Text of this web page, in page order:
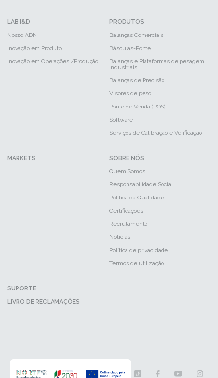
LAB I&D
Nosso ADN
Inovação em Produto
Inovação em Operações /Produção
PRODUTOS
Balanças Comerciais
Básculas-Ponte
Balanças e Plataformas de pesagem
Industriais
Balanças de Precisão
Visores de peso
Ponto de Venda (POS)
Software
Serviços de Calibração e Verificação
MARKETS
SOBRE NÓS
Quem Somos
Responsabilidade Social
Política da Qualidade
Certificações
Recrutamento
Notícias
Política de privacidade
Termos de utilização
SUPORTE
LIVRO DE RECLAMAÇÕES